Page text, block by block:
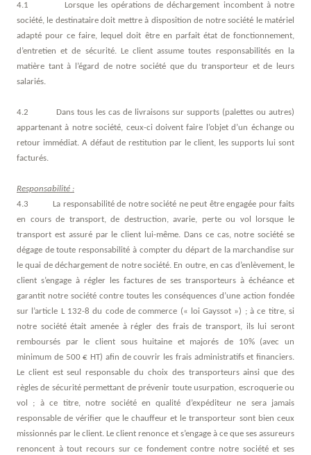
4.1 Lorsque les opérations de déchargement incombent à notre
société, le destinataire doit mettre à disposition de notre société le matériel
adapté pour ce faire, lequel doit être en parfait état de fonctionnement,
d’entretien et de sécurité. Le client assume toutes responsabilités en la
matière tant à l’égard de notre société que du transporteur et de leurs
salariés.
4.2 Dans tous les cas de livraisons sur supports (palettes ou autres)
appartenant à notre société, ceux-ci doivent faire l’objet d’un échange ou
retour immédiat. A défaut de restitution par le client, les supports lui sont
facturés.
Responsabilité :
4.3 La responsabilité de notre société ne peut être engagée pour faits
en cours de transport, de destruction, avarie, perte ou vol lorsque le
transport est assuré par le client lui-même. Dans ce cas, notre société se
dégage de toute responsabilité à compter du départ de la marchandise sur
le quai de déchargement de notre société. En outre, en cas d’enlèvement, le
client s’engage à régler les factures de ses transporteurs à échéance et
garantit notre société contre toutes les conséquences d’une action fondée
sur l’article L 132-8 du code de commerce (« loi Gayssot ») ; à ce titre, si
notre société était amenée à régler des frais de transport, ils lui seront
remboursés par le client sous huitaine et majorés de 10% (avec un
minimum de 500 € HT) afin de couvrir les frais administratifs et financiers.
Le client est seul responsable du choix des transporteurs ainsi que des
règles de sécurité permettant de prévenir toute usurpation, escroquerie ou
vol ; à ce titre, notre société en qualité d’expéditeur ne sera jamais
responsable de vérifier que le chauffeur et le transporteur sont bien ceux
missionnés par le client. Le client renonce et s’engage à ce que ses assureurs
renoncent à tout recours sur ce fondement contre notre société et ses